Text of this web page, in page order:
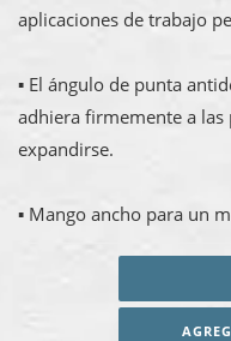
aplicaciones de trabajo
▪ El ángulo de punta
adhiera firmemente a
expandirse.
▪ Mango ancho para un